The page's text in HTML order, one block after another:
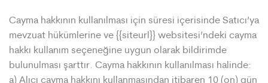
Cayma hakkının kullanılması için süresi içerisinde Satıcı’ya
mevzuat hükümlerine ve {{siteurl}} websitesi’ndeki cayma
hakkı kullanım seçeneğine uygun olarak bildirimde
bulunulması şarttır. Cayma hakkının kullanılması halinde:
a) Alıcı cayma hakkını kullanmasından itibaren 10 (on) gün